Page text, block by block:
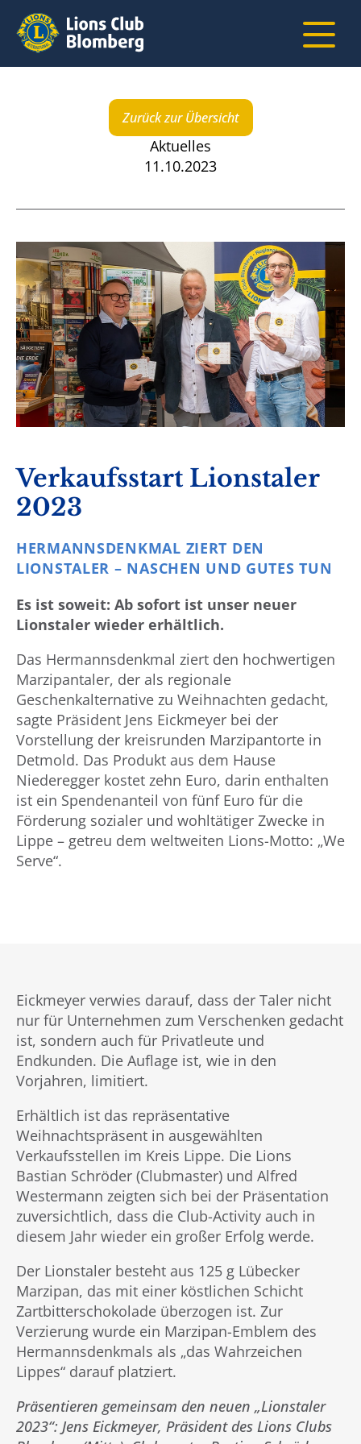
Zurück zur Übersicht
Aktuelles
11.10.2023
Verkaufsstart Lionstaler
2023
HERMANNSDENKMAL ZIERT DEN
LIONSTALER – NASCHEN UND GUTES TUN
Es ist soweit: Ab sofort ist unser neuer
Lionstaler wieder erhältlich.
Das Hermannsdenkmal ziert den hochwertigen
Marzipantaler, der als regionale
Geschenkalternative zu Weihnachten gedacht,
sagte Präsident Jens Eickmeyer bei der
Vorstellung der kreisrunden Marzipantorte in
Detmold. Das Produkt aus dem Hause
Niederegger kostet zehn Euro, darin enthalten
ist ein Spendenanteil von fünf Euro für die
Förderung sozialer und wohltätiger Zwecke in
Lippe – getreu dem weltweiten Lions-Motto: „We
Serve“.
Eickmeyer verwies darauf, dass der Taler nicht
nur für Unternehmen zum Verschenken gedacht
ist, sondern auch für Privatleute und
Endkunden. Die Auflage ist, wie in den
Vorjahren, limitiert.
Erhältlich ist das repräsentative
Weihnachtspräsent in ausgewählten
Verkaufsstellen im Kreis Lippe. Die Lions
Bastian Schröder (Clubmaster) und Alfred
Westermann zeigten sich bei der Präsentation
zuversichtlich, dass die Club-Activity auch in
diesem Jahr wieder ein großer Erfolg werde.
Der Lionstaler besteht aus 125 g Lübecker
Marzipan, das mit einer köstlichen Schicht
Zartbitterschokolade überzogen ist. Zur
Verzierung wurde ein Marzipan-Emblem des
Hermannsdenkmals als „das Wahrzeichen
Lippes“ darauf platziert.
Präsentieren gemeinsam den neuen „Lionstaler
2023“: Jens Eickmeyer, Präsident des Lions Clubs